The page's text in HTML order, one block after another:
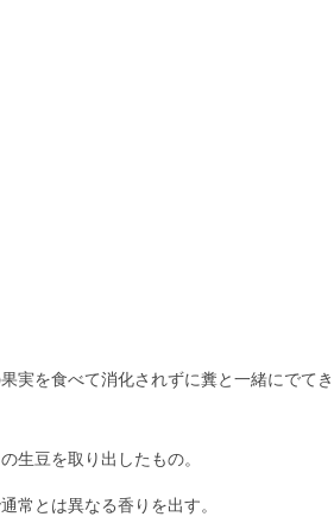
実を食べて消化されずに糞と一緒にでてき
生豆を取り出したもの。
常とは異なる香りを出す。